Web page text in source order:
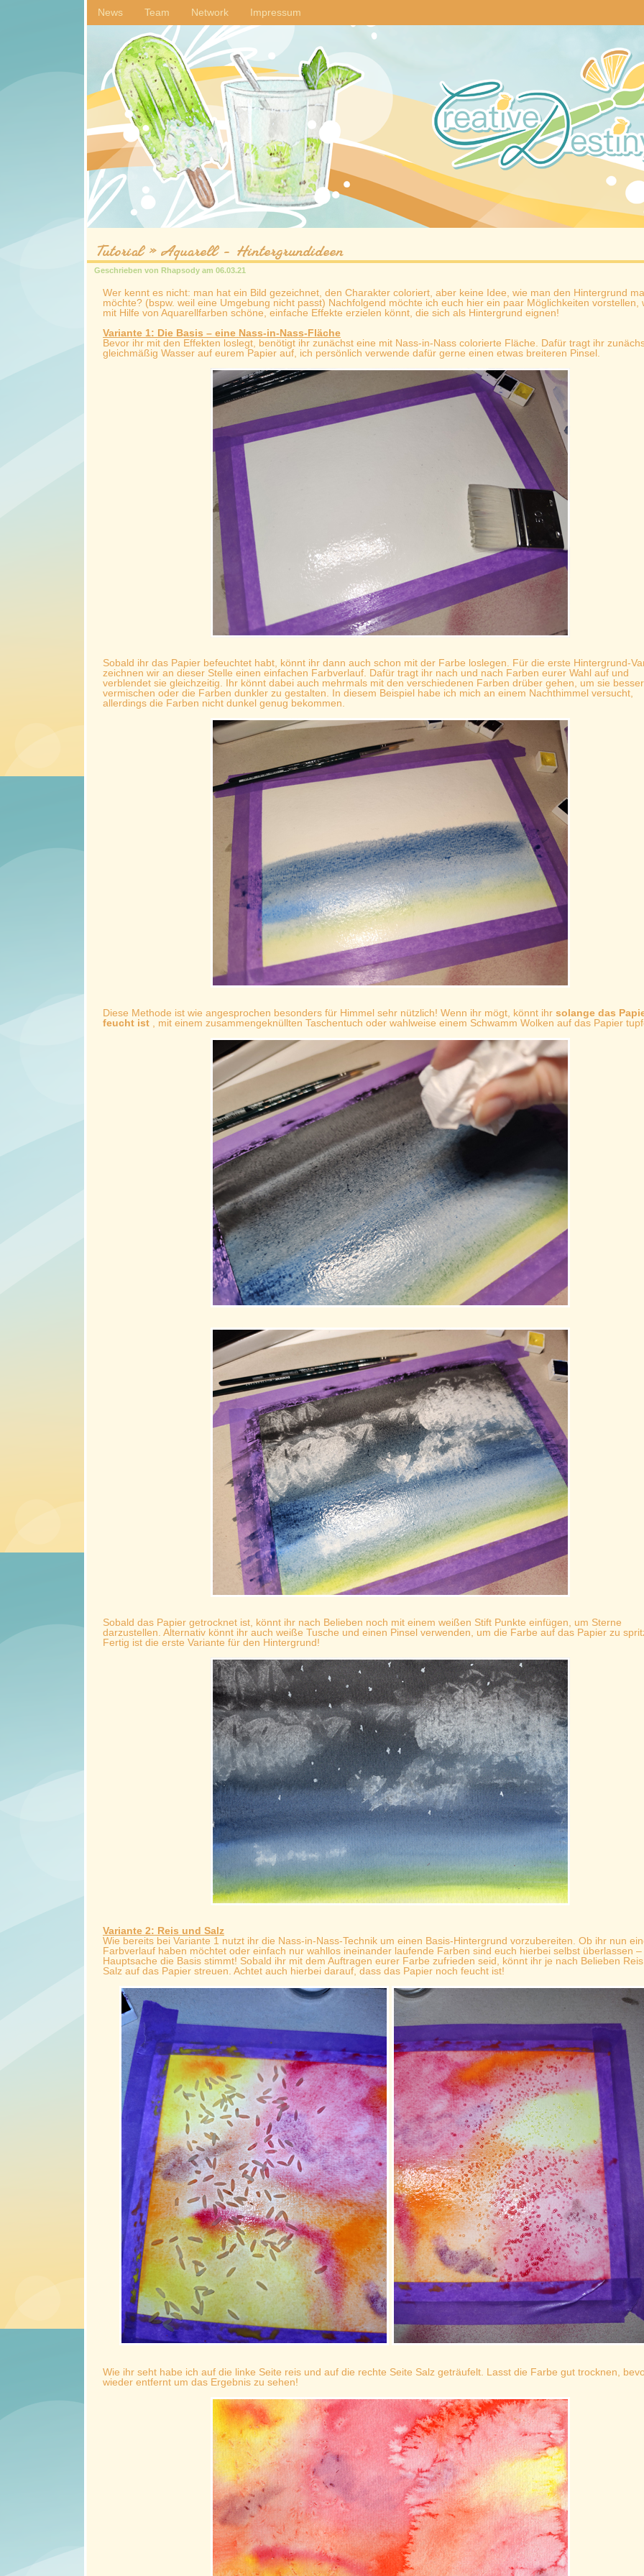
News Team Network Impressum
Tutorial » Aquarell - Hintergrundideen
Geschrieben von Rhapsody am 06.03.21
Wer kennt es nicht: man hat ein Bild gezeichnet, den Charakter coloriert, aber keine Idee, wie man den Hintergrund
möchte? (bspw. weil eine Umgebung nicht passt) Nachfolgend möchte ich euch hier ein paar Möglichkeiten vorstellen,
mit Hilfe von Aquarellfarben schöne, einfache Effekte erzielen könnt, die sich als Hintergrund eignen!
Variante 1: Die Basis – eine Nass-in-Nass-Fläche
Bevor ihr mit den Effekten loslegt, benötigt ihr zunächst eine mit Nass-in-Nass colorierte Fläche. Dafür tragt ihr
gleichmäßig Wasser auf eurem Papier auf, ich persönlich verwende dafür gerne einen etwas breiteren Pinsel.
Sobald ihr das Papier befeuchtet habt, könnt ihr dann auch schon mit der Farbe loslegen. Für die erste Hintergrund-
zeichnen wir an dieser Stelle einen einfachen Farbverlauf. Dafür tragt ihr nach und nach Farben eurer Wahl auf und
verblendet sie gleichzeitig. Ihr könnt dabei auch mehrmals mit den verschiedenen Farben drüber gehen, um sie
vermischen oder die Farben dunkler zu gestalten. In diesem Beispiel habe ich mich an einem Nachthimmel versucht,
allerdings die Farben nicht dunkel genug bekommen.
Diese Methode ist wie angesprochen besonders für Himmel sehr nützlich! Wenn ihr mögt, könnt ihr solange das
feucht ist , mit einem zusammengeknüllten Taschentuch oder wahlweise einem Schwamm Wolken auf das Papier
Sobald das Papier getrocknet ist, könnt ihr nach Belieben noch mit einem weißen Stift Punkte einfügen, um Sterne
darzustellen. Alternativ könnt ihr auch weiße Tusche und einen Pinsel verwenden, um die Farbe auf das Papier zu
Fertig ist die erste Variante für den Hintergrund!
Variante 2: Reis und Salz
Wie bereits bei Variante 1 nutzt ihr die Nass-in-Nass-Technik um einen Basis-Hintergrund vorzubereiten. Ob ihr nun
Farbverlauf haben möchtet oder einfach nur wahllos ineinander laufende Farben sind euch hierbei selbst überlassen –
Hauptsache die Basis stimmt! Sobald ihr mit dem Auftragen eurer Farbe zufrieden seid, könnt ihr je nach Belieben
Salz auf das Papier streuen. Achtet auch hierbei darauf, dass das Papier noch feucht ist!
Wie ihr seht habe ich auf die linke Seite reis und auf die rechte Seite Salz geträufelt. Lasst die Farbe gut trocknen,
wieder entfernt um das Ergebnis zu sehen!